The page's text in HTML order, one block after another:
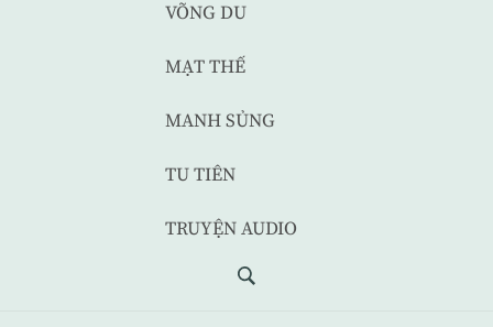
VÕNG DU
MẠT THẾ
MANH SỦNG
TU TIÊN
TRUYỆN AUDIO